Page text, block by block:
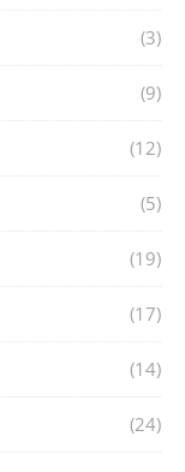
(3)
(9)
(12)
(5)
(19)
(17)
(14)
(24)